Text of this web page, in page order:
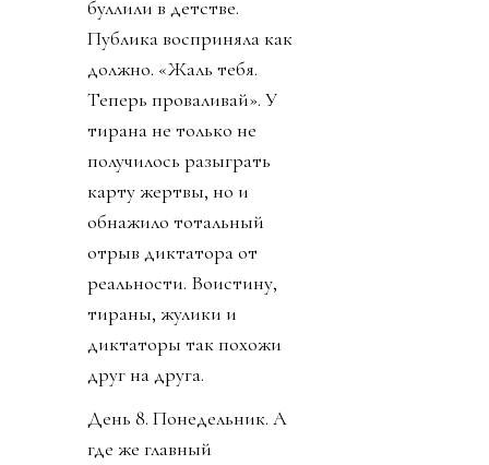
буллили в детстве.
Публика восприняла как
должно. «Жаль тебя.
Теперь проваливай». У
тирана не только не
получилось разыграть
карту жертвы, но и
обнажило тотальный
отрыв диктатора от
реальности. Воистину,
тираны, жулики и
диктаторы так похожи
друг на друга.
День 8. Понедельник. А
где же главный